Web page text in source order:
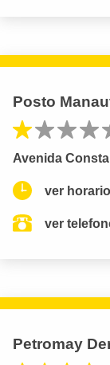
Posto
Avenida
ver
ver
Petromay